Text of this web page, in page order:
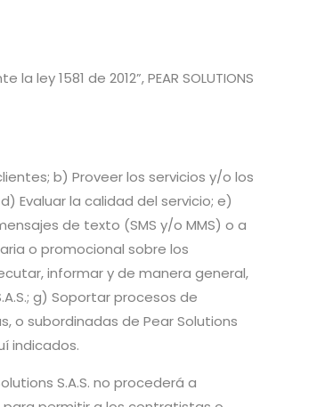
1581 de 2012”, PEAR SOLUTIONS
b) Proveer los servicios y/o los
Evaluar la calidad del servicio; e)
de texto (SMS y/o MMS) o a
o promocional sobre los
informar y de manera general,
g) Soportar procesos de
o subordinadas de Pear Solutions
indicados.
S.A.S. no procederá a